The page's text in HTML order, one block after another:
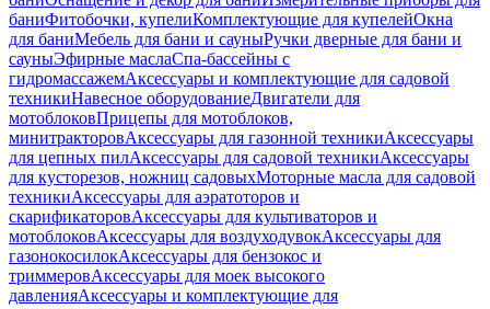
баниФитобочки, купелиКомплектующие для купелейОкна
для баниМебель для бани и сауныРучки дверные для бани и
сауныЭфирные маслаСпа-бассейны с
гидромассажемАксессуары и комплектующие для садовой
техникиНавесное оборудованиеДвигатели для
мотоблоковПрицепы для мотоблоков,
минитракторовАксессуары для газонной техникиАксессуары
для цепных пилАксессуары для садовой техникиАксессуары
для кусторезов, ножниц садовыхМоторные масла для садовой
техникиАксессуары для аэратоторов и
скарификаторовАксессуары для культиваторов и
мотоблоковАксессуары для воздуходувокАксессуары для
газонокосилокАксессуары для бензокос и
триммеровАксессуары для моек высокого
давленияАксессуары и комплектующие для